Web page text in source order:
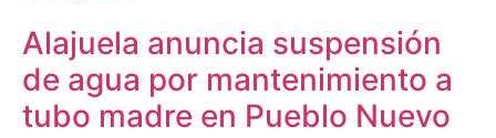
Alajuela anuncia suspensión
de agua por mantenimiento a
tubo madre en Pueblo Nuevo